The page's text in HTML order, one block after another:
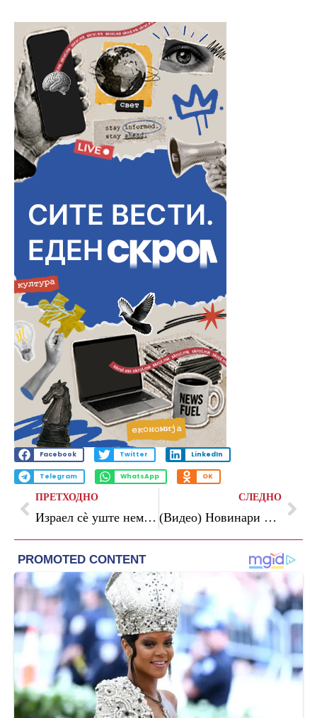
Facebook Twitter LinkedIn
Telegram WhatsApp OK
ПРЕТХОДНО
Израел сè уште нема да објави прекин на огнот во Газа поради условите што ги поствил Хамас
СЛЕДНО
(Видео) Новинари извикуваа до Блинкен: „Местото ти е во Хаг“, обезбедувањето ги отстрани